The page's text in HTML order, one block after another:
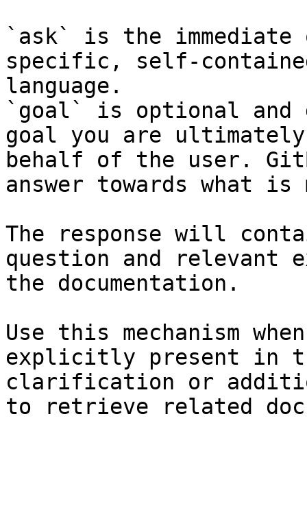
`ask` is the
specific, self-
language.
`goal` is optional and
goal you are
behalf of the user.
answer towards what
The response will
question and relevant
the documentation.
Use this mechanism
explicitly present in
clarification or